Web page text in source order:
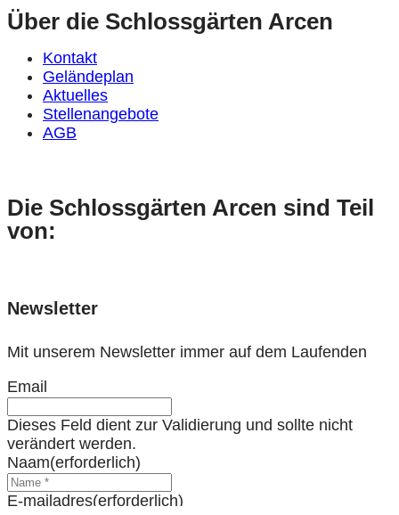
Über die Schlossgärten Arcen
Kontakt
Geländeplan
Aktuelles
Stellenangebote
AGB
Die Schlossgärten Arcen sind Teil
von:
Newsletter
Mit unserem Newsletter immer auf dem Laufenden
Email
Dieses Feld dient zur Validierung und sollte nicht
verändert werden.
Naam(erforderlich)
E-mailadres(erforderlich)